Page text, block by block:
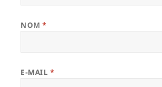
NOM*
E-MAIL *